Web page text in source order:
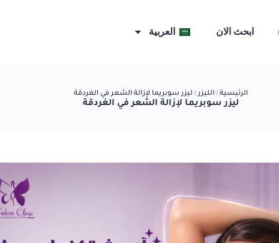
ابحث الان العربية
الرئيسية الليزر ليزر سوبريما لإزالة الشعر في الغردقة
ليزر سوبريما لإزالة الشعر في الغردقة